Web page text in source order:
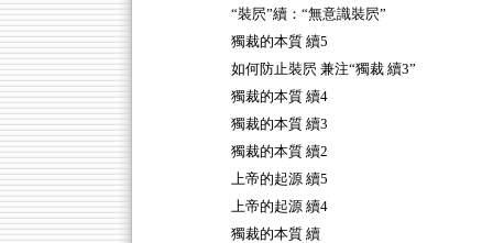
“裝屄”續：“無意識裝屄”
獨裁的本質 續5
如何防止裝屄 兼注“獨裁 續3”
獨裁的本質 續4
獨裁的本質 續3
獨裁的本質 續2
上帝的起源 續5
上帝的起源 續4
獨裁的本質 續